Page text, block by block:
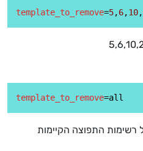
template_to_remove=5,6,10,
template_to_remove
התפוצה הקיימות